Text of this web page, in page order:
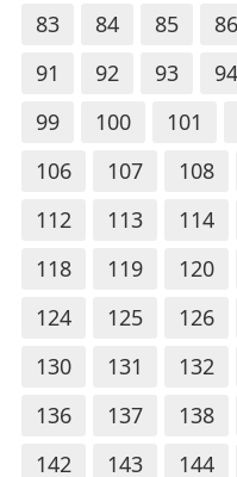
83
84 85 86
91
92 93 94
99
100 101
106
107 108
112
113 114
118
119 120
124
125 126
130
131 132
136
137 138
142
143 144